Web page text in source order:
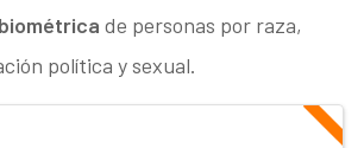
de personas por raza,
política y sexual.